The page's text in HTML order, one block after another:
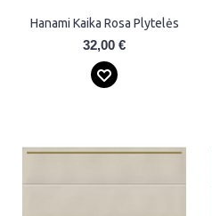
Hanami Kaika Rosa Plytelės
32,00 €